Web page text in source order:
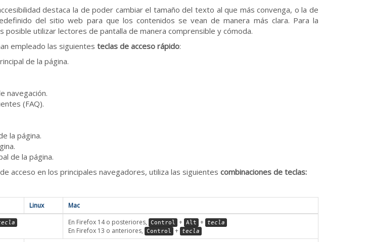
destaca la de poder cambiar el tamaño del texto al que más convenga, o la de
del sitio web para que los contenidos se vean de manera más clara. Para la
posible utilizar lectores de pantalla de manera comprensible y cómoda.
empleado las siguientes teclas de acceso rápido:
de la página.
navegación.
(FAQ).
la página.
de la página.
acceso en los principales navegadores, utiliza las siguientes combinaciones de teclas:
Linux
Mac
En Firefox 14 o posteriores, Control + Alt + tecla
En Firefox 13 o anteriores, Control + tecla